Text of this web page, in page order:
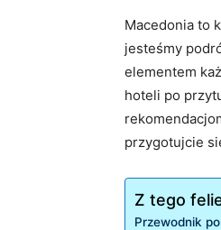
Macedonia to
jesteśmy
elementem
⁢hoteli po
przygotujcie
Z tego
Przewodnik